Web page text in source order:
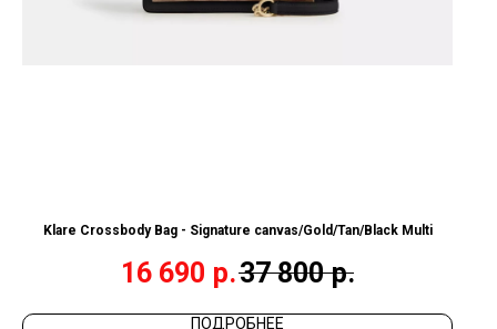
Klare Crossbody Bag - Signature canvas/Gold/Tan/Black Multi
16 690 р.37 800 р.
ПОДРОБНЕЕ